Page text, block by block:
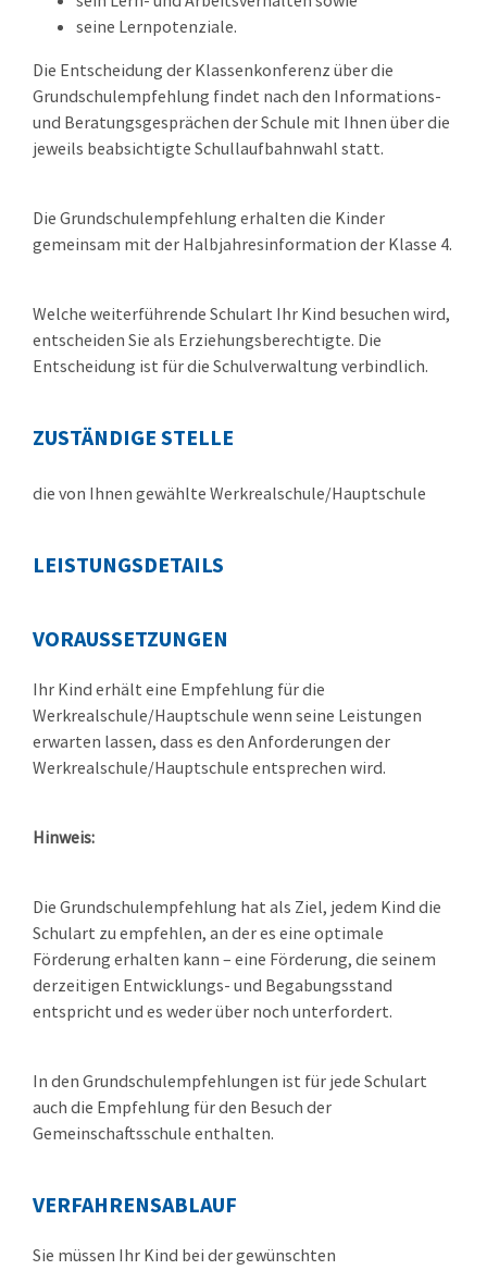
seine Lernpotenziale.
Die Entscheidung der Klassenkonferenz über die
Grundschulempfehlung findet nach den Informations-
und Beratungsgesprächen der Schule mit Ihnen über die
jeweils beabsichtigte Schullaufbahnwahl statt.
Die Grundschulempfehlung erhalten die Kinder
gemeinsam mit der Halbjahresinformation der Klasse 4.
Welche weiterführende Schulart Ihr Kind besuchen wird,
entscheiden Sie als Erziehungsberechtigte. Die
Entscheidung ist für die Schulverwaltung verbindlich.
ZUSTÄNDIGE STELLE
die von Ihnen gewählte Werkrealschule/Hauptschule
LEISTUNGSDETAILS
VORAUSSETZUNGEN
Ihr Kind erhält eine Empfehlung für die
Werkrealschule/Hauptschule wenn seine Leistungen
erwarten lassen, dass es den Anforderungen der
Werkrealschule/Hauptschule entsprechen wird.
Hinweis:
Die Grundschulempfehlung hat als Ziel, jedem Kind die
Schulart zu empfehlen, an der es eine optimale
Förderung erhalten kann – eine Förderung, die seinem
derzeitigen Entwicklungs- und Begabungsstand
entspricht und es weder über noch unterfordert.
In den Grundschulempfehlungen ist für jede Schulart
auch die Empfehlung für den Besuch der
Gemeinschaftsschule enthalten.
VERFAHRENSABLAUF
Sie müssen Ihr Kind bei der gewünschten